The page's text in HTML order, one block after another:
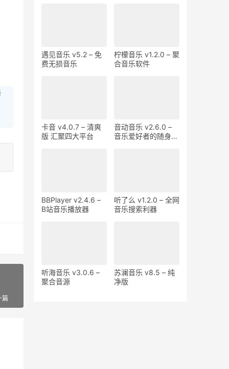
篇
遇见音乐 v5.2 – 免
费无损音乐
柠檬音乐 v1.2.0 – 聚
合音乐软件
卡音 v4.0.7 – 清爽
版 汇聚四大平台
音动音乐 v2.6.0 –
音乐爱好者的随身曲
BBPlayer v2.4.6 –
B站音乐播放器
听了么 v1.2.0 – 全网
音乐搜索利器
听海音乐 v3.0.6 –
聚合音源
苏澜音乐 v8.5 – 纯
净版